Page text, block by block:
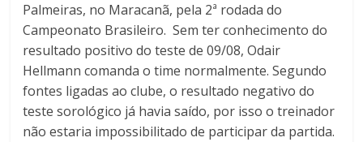
Palmeiras, no Maracanã, pela 2ª rodada do
Campeonato Brasileiro. Sem ter conhecimento do
resultado positivo do teste de 09/08, Odair
Hellmann comanda o time normalmente. Segundo
fontes ligadas ao clube, o resultado negativo do
teste sorológico já havia saído, por isso o treinador
não estaria impossibilitado de participar da partida.